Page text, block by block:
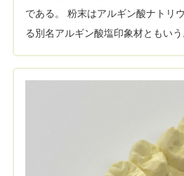
である。 粉末はアルギン酸ナトリ
る別名アルギン酸塩印象材ともいう